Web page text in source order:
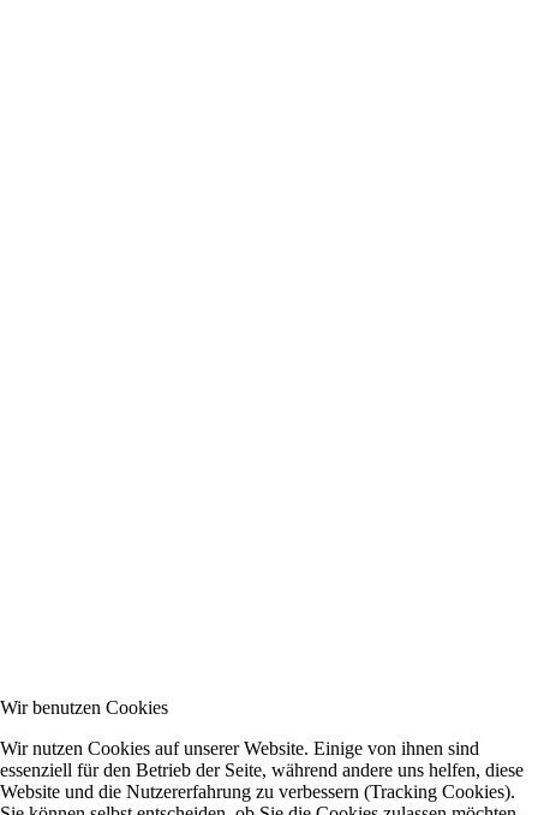
Wir benutzen Cookies
Wir nutzen Cookies auf unserer Website. Einige von ihnen sind
essenziell für den Betrieb der Seite, während andere uns helfen, diese
Website und die Nutzererfahrung zu verbessern (Tracking Cookies).